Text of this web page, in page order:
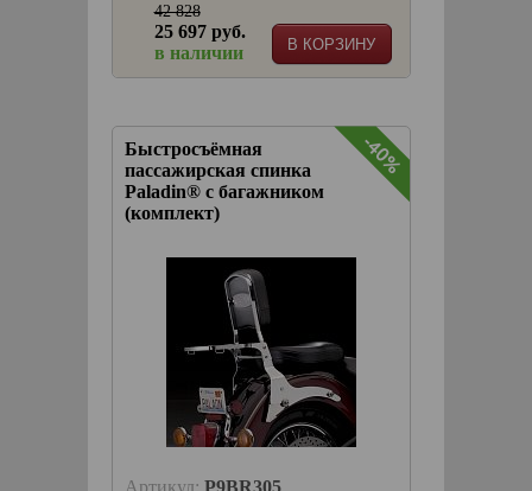
В КОРЗИНУ
42 828
25 697 руб.
в наличии
Быстросъёмная
пассажирская спинка
Paladin® с багажником
(комплект)
-40%
Артикул: P9BR305